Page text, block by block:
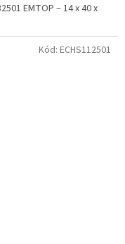
EMTOP – 14 x 40 x
Kód: ECHS112501